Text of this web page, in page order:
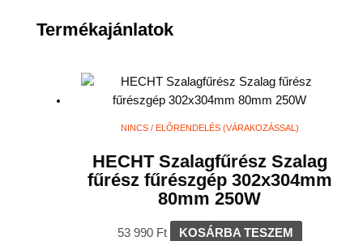
Termékajánlatok
NINCS / ELŐRENDELÉS (VÁRAKOZÁSSAL)
HECHT Szalagfűrész Szalag
fűrész fűrészgép 302x304mm
80mm 250W
53 990 Ft KOSÁRBA TESZEM